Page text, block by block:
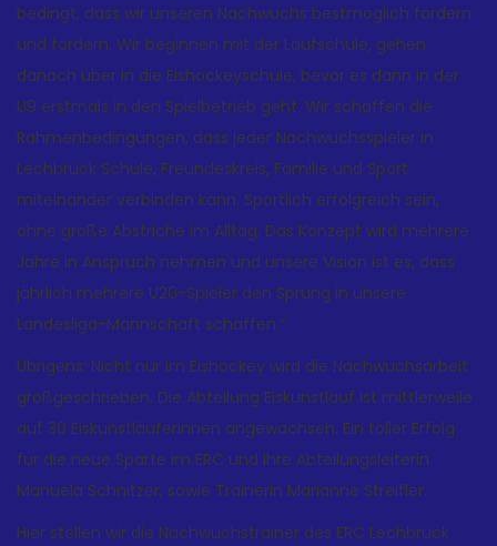
bedingt, dass wir unseren Nachwuchs bestmöglich fördern
und fordern. Wir beginnen mit der Laufschule, gehen
danach über in die Eishockeyschule, bevor es dann in der
U9 erstmals in den Spielbetrieb geht. Wir schaffen die
Rahmenbedingungen, dass jeder Nachwuchsspieler in
Lechbruck Schule, Freundeskreis, Familie und Sport
miteinander verbinden kann. Sportlich erfolgreich sein,
ohne große Abstriche im Alltag. Das Konzept wird mehrere
Jahre in Anspruch nehmen und unsere Vision ist es, dass
jährlich mehrere U20-Spieler den Sprung in unsere
Landesliga-Mannschaft schaffen.“
Übrigens: Nicht nur im Eishockey wird die Nachwuchsarbeit
großgeschrieben. Die Abteilung Eiskunstlauf ist mittlerweile
auf 30 Eiskunstläuferinnen angewachsen. Ein toller Erfolg
für die neue Sparte im ERC und ihre Abteilungsleiterin
Manuela Schnitzer, sowie Trainerin Marianne Streifler.
Hier stellen wir die Nachwuchstrainer des ERC Lechbruck